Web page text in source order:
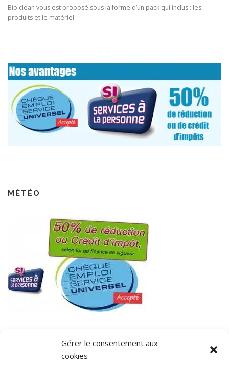
Gérer le consentement aux
cookies
Bio clean vous est proposé sous la forme d’un pack qui inclus : les
produits et le matériel.
MÉTÉO